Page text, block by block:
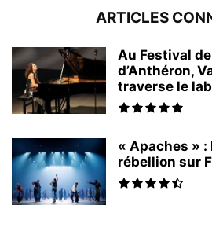
ARTICLES
Au Festival
d’Anthéron,
traverse le
« Apaches »
rébellion sur